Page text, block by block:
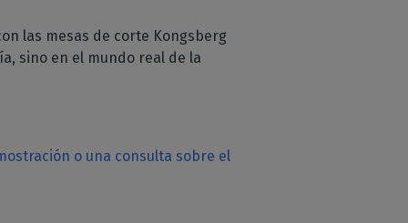
las mesas de corte Kongsberg
sino en el mundo real de la
o una consulta sobre el